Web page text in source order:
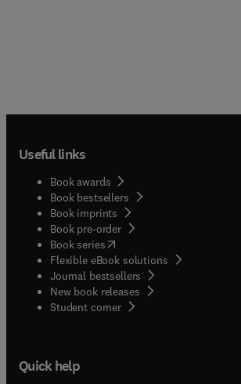
Useful links
Book awards
Book bestsellers
Book imprints
Book pre-order
Book series(opens in new tab/window
Flexible eBook solutions
Journal bestsellers
New book releases
Student corner( opens in new tab/window
Quick help